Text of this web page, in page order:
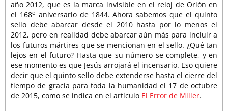
año 2012, que es la marca invisible en el reloj de Orión en
el 168o aniversario de 1844. Ahora sabemos que el quinto
sello debe abarcar desde el 2010 hasta por lo menos el
2012, pero en realidad debe abarcar aún más para incluir a
los futuros mártires que se mencionan en el sello. ¿Qué tan
lejos en el futuro? Hasta que su número se complete, y en
ese momento es que Jesús arrojará el incensario. Eso quiere
decir que el quinto sello debe extenderse hasta el cierre del
tiempo de gracia para toda la humanidad el 17 de octubre
de 2015, como se indica en el artículo El Error de Miller.